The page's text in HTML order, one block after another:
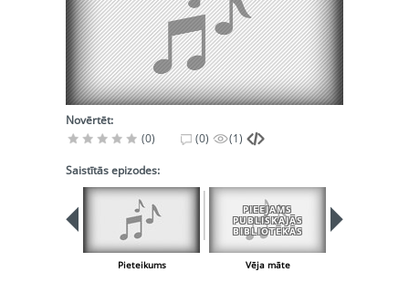
Novērtēt:
(0)
(0) (1)
Saistītās epizodes:
Pieteikums
PIEEJAMS
PUBLISKAJĀS
BIBLIOTĒKĀS
Vēja māte